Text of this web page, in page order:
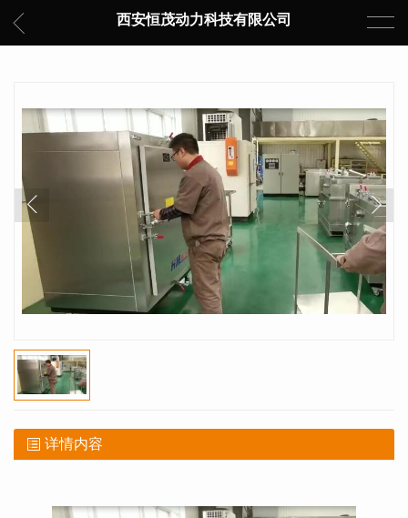
西安恒茂动力科技有限公司
详情内容